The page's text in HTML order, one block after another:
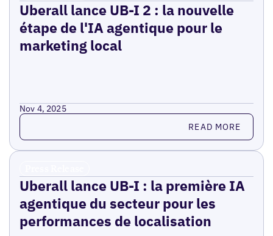
Uberall lance UB-I 2 : la nouvelle
étape de l'IA agentique pour le
marketing local
Nov 4, 2025
Read more READ MORE
Uberall lance UB-I : la première IA
agentique du secteur pour les
performances de localisation